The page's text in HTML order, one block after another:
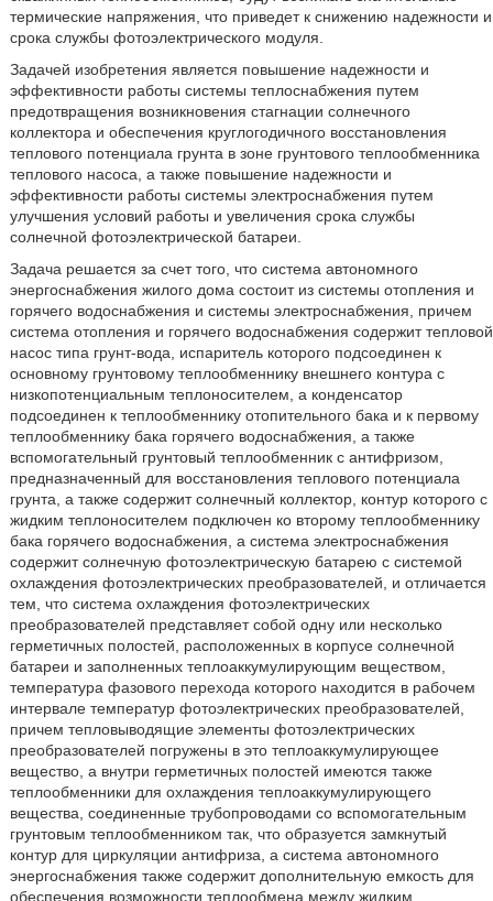
термические напряжения, что приведет к снижению надежности и
срока службы фотоэлектрического модуля.
Задачей изобретения является повышение надежности и
эффективности работы системы теплоснабжения путем
предотвращения возникновения стагнации солнечного
коллектора и обеспечения круглогодичного восстановления
теплового потенциала грунта в зоне грунтового теплообменника
теплового насоса, а также повышение надежности и
эффективности работы системы электроснабжения путем
улучшения условий работы и увеличения срока службы
солнечной фотоэлектрической батареи.
Задача решается за счет того, что система автономного
энергоснабжения жилого дома состоит из системы отопления и
горячего водоснабжения и системы электроснабжения, причем
система отопления и горячего водоснабжения содержит тепловой
насос типа грунт-вода, испаритель которого подсоединен к
основному грунтовому теплообменнику внешнего контура с
низкопотенциальным теплоносителем, а конденсатор
подсоединен к теплообменнику отопительного бака и к первому
теплообменнику бака горячего водоснабжения, а также
вспомогательный грунтовый теплообменник с антифризом,
предназначенный для восстановления теплового потенциала
грунта, а также содержит солнечный коллектор, контур которого с
жидким теплоносителем подключен ко второму теплообменнику
бака горячего водоснабжения, а система электроснабжения
содержит солнечную фотоэлектрическую батарею с системой
охлаждения фотоэлектрических преобразователей, и отличается
тем, что система охлаждения фотоэлектрических
преобразователей представляет собой одну или несколько
герметичных полостей, расположенных в корпусе солнечной
батареи и заполненных теплоаккумулирующим веществом,
температура фазового перехода которого находится в рабочем
интервале температур фотоэлектрических преобразователей,
причем тепловыводящие элементы фотоэлектрических
преобразователей погружены в это теплоаккумулирующее
вещество, а внутри герметичных полостей имеются также
теплообменники для охлаждения теплоаккумулирующего
вещества, соединенные трубопроводами со вспомогательным
грунтовым теплообменником так, что образуется замкнутый
контур для циркуляции антифриза, а система автономного
энергоснабжения также содержит дополнительную емкость для
обеспечения возможности теплообмена между жидким